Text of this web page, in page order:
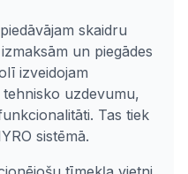
skaidru
un piegādes
izveidojam
uzdevumu,
Tas tiek
sistēmā.